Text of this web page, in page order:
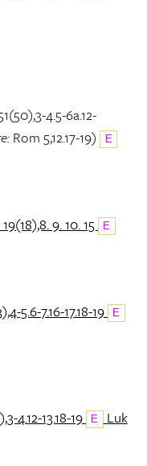
4.5-6a.12-
Rom 5,12.17-19) E
9. 10. 15 E
5.6-7.16-17.18-19 E
4.12-13.18-19 E Luk